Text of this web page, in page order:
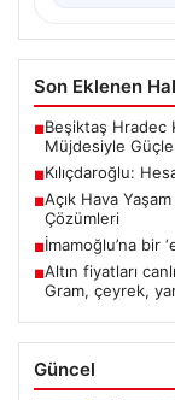
Son Eklenen
■Beşiktaş Hradec
Müjdesiyle
■Kılıçdaroğlu:
■Açık Hava
Çözümleri
■İmamoğlu’na bir
■Altın fiyatları
Gram, çeyrek,
Güncel